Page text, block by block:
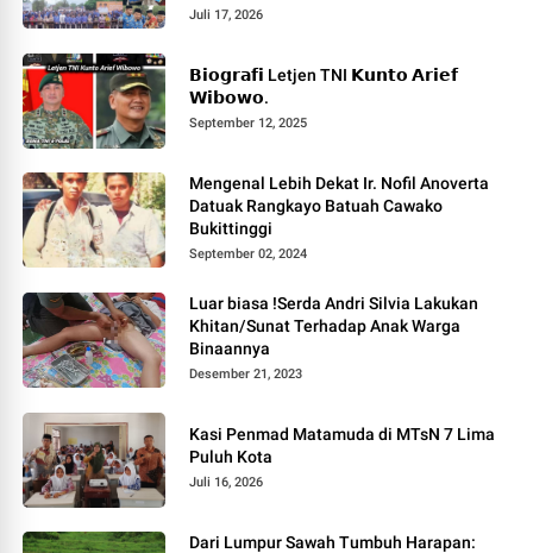
PELAYANAN MASYARAKAT.
Juli 17, 2026
𝗕𝗶𝗼𝗴𝗿𝗮𝗳𝗶 Letjen TNI 𝗞𝘂𝗻𝘁𝗼 𝗔𝗿𝗶𝗲𝗳
𝗪𝗶𝗯𝗼𝘄𝗼.
September 12, 2025
Mengenal Lebih Dekat Ir. Nofil Anoverta
Datuak Rangkayo Batuah Cawako
Bukittinggi
September 02, 2024
Luar biasa !Serda Andri Silvia Lakukan
Khitan/Sunat Terhadap Anak Warga
Binaannya
Desember 21, 2023
Kasi Penmad Matamuda di MTsN 7 Lima
Puluh Kota
Juli 16, 2026
Dari Lumpur Sawah Tumbuh Harapan: